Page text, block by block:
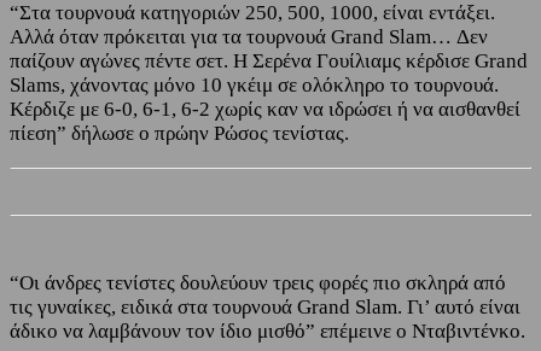
“Στα τουρνουά κατηγοριών 250, 500, 1000, είναι εντάξει.
Αλλά όταν πρόκειται για τα τουρνουά Grand Slam… Δεν
παίζουν αγώνες πέντε σετ. Η Σερένα Γουίλιαμς κέρδισε Grand
Slams, χάνοντας μόνο 10 γκέιμ σε ολόκληρο το τουρνουά.
Κέρδιζε με 6-0, 6-1, 6-2 χωρίς καν να ιδρώσει ή να αισθανθεί
πίεση” δήλωσε ο πρώην Ρώσος τενίστας.
“Οι άνδρες τενίστες δουλεύουν τρεις φορές πιο σκληρά από
τις γυναίκες, ειδικά στα τουρνουά Grand Slam. Γι’ αυτό είναι
άδικο να λαμβάνουν τον ίδιο μισθό” επέμεινε ο Νταβιντένκο.